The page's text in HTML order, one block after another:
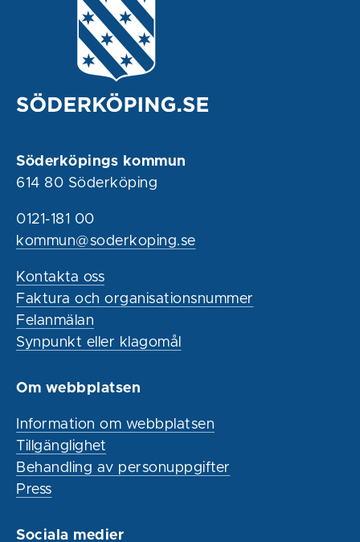
Söderköpings kommun
614 80 Söderköping
0121-181 00
kommun@soderkoping.se
Kontakta oss
Faktura och organisationsnummer
Felanmälan
Synpunkt eller klagomål
Om webbplatsen
Information om webbplatsen
Tillgänglighet
Behandling av personuppgifter
Press
Sociala medier